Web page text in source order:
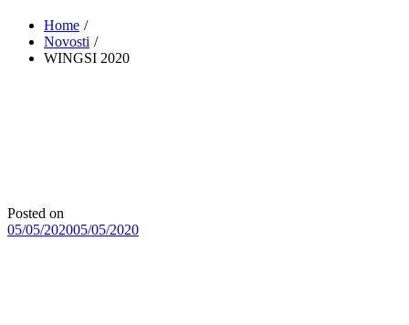
Home
Novosti
WINGSI 2020
Posted on
05/05/202005/05/2020